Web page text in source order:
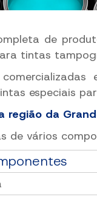
de
tintas
especiais
região da
de vários